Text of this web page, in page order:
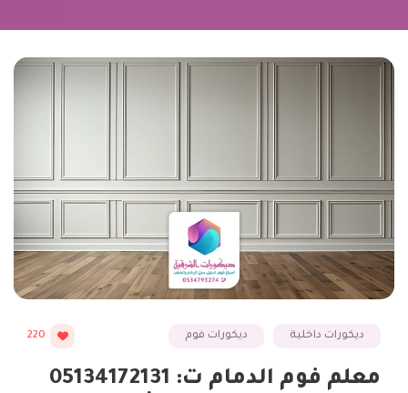
ديكورات داخلية ديكورات فوم 220
معلم فوم الدمام ت: 05134172131